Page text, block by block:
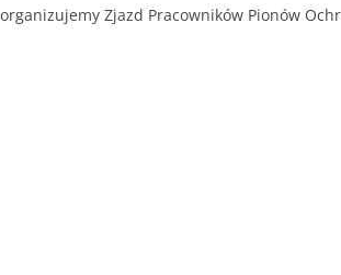
Zjazd Pracowników Pionów